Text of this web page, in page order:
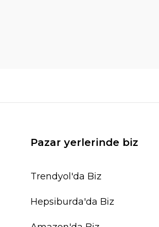
Pazar yerlerinde biz
Trendyol'da Biz
Hepsiburda'da Biz